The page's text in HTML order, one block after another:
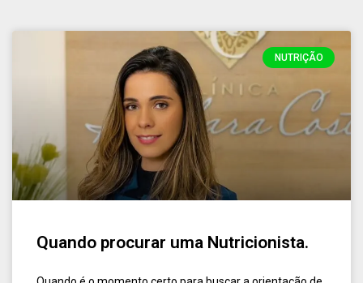
NUTRIÇÃO
Quando procurar uma Nutricionista.